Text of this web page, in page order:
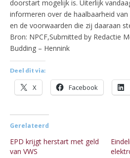
doorstart mogelijk is. Uiterlijk
informeren over de haalbaarheid
en de voorwaarden die zij daaraan
Bron: NPCF,Submitted by Redactie
Budding – Hennink
Deel dit via:
X Facebook
Gerelateerd
EPD krijgt herstart met geld
van VWS